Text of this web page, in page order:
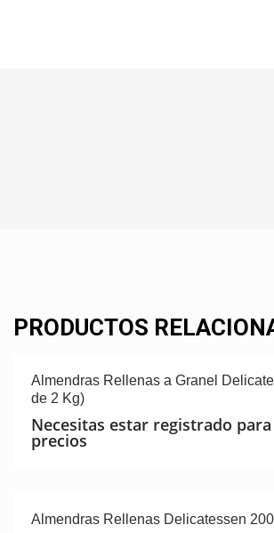
PRODUCTOS
Almendras Rellenas a Granel
de 2 Kg)
Necesitas estar registrado
precios
Almendras Rellenas Delicatessen